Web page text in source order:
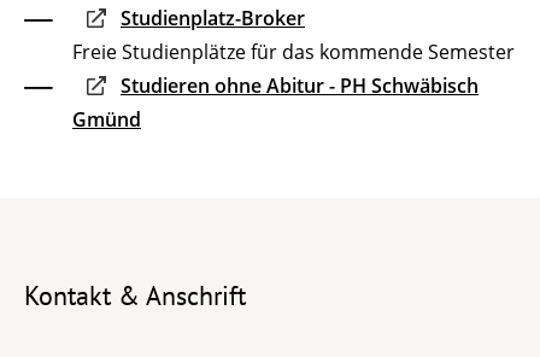
Studienplatz-Broker
Freie Studienplätze für das kommende Semester
Studieren ohne Abitur - PH Schwäbisch
Gmünd
Kontakt & Anschrift